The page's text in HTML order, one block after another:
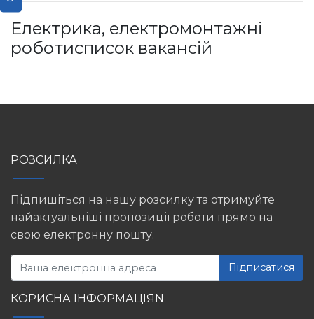
Електрика, електромонтажні
роботисписок вакансій
РОЗСИЛКА
Підпишіться на нашу розсилку та отримуйте
найактуальніші пропозиції роботи прямо на
свою електронну пошту.
Підписатися
КОРИСНА ІНФОРМАЦІЯN